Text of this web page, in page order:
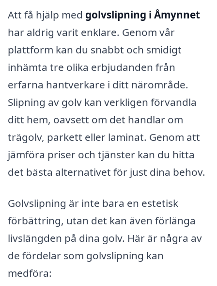
Att få hjälp med golvslipning i Åmynnet
har aldrig varit enklare. Genom vår
plattform kan du snabbt och smidigt
inhämta tre olika erbjudanden från
erfarna hantverkare i ditt närområde.
Slipning av golv kan verkligen förvandla
ditt hem, oavsett om det handlar om
trägolv, parkett eller laminat. Genom att
jämföra priser och tjänster kan du hitta
det bästa alternativet för just dina behov.
Golvslipning är inte bara en estetisk
förbättring, utan det kan även förlänga
livslängden på dina golv. Här är några av
de fördelar som golvslipning kan
medföra: